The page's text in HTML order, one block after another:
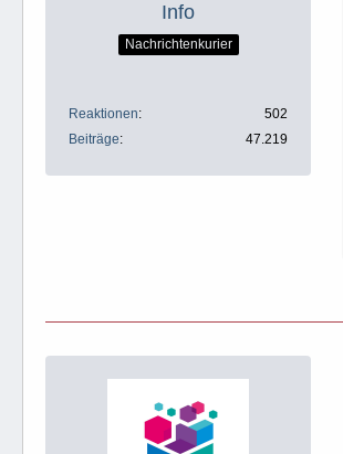
Info
Nachrichtenkurier
Reaktionen
502
Beiträge
47.219